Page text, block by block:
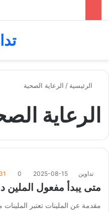
الرئيسية / الرعاية الصحية
الرعاية
تداوين 2025-08-15
0
متى يبدأ مفعول الملين
مقدمة عن الملينات تعتبر